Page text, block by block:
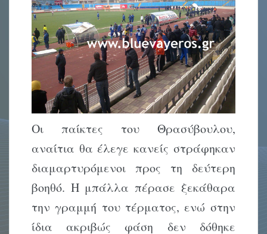
Οι παίκτες του Θρασύβουλου,
αναίτια θα έλεγε κανείς στράφηκαν
διαμαρτυρόμενοι προς τη δεύτερη
βοηθό. Η μπάλλα πέρασε ξεκάθαρα
την γραμμή του τέρματος, ενώ στην
ίδια ακριβώς φάση δεν δόθηκε